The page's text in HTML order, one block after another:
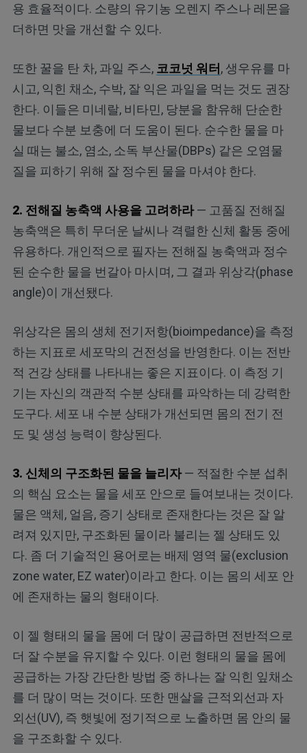
용 효율적이다. 소량의 유기농 오렌지 주스나 레몬을
더하면 맛을 개선할 수 있다.
또한 꿀을 탄 차, 과일 주스, 코코넛 워터, 생우유를 마
시고, 익힌 채소, 수박, 잘 익은 과일을 먹는 것도 권장
한다. 이들은 미네랄, 비타민, 당분을 함유해 단순한
물보다 수분 보충에 더 도움이 된다. 순수한 물을 마
실 때는 불소, 염소, 소독 부산물(DBPs) 같은 오염물
질을 피하기 위해 잘 정수된 물을 마셔야 한다.
2. 전해질 농축액 사용을 고려하라— 고품질 전해질
농축액은 특히 무더운 날씨나 격렬한 신체 활동 중에
유용하다. 개인적으로 필자는 전해질 농축액과 정수
된 순수한 물을 번갈아 마시며, 그 결과 위상각(phase
angle)이 개선됐다.
위상각은 몸의 생체 전기저항(bioimpedance)을 측정
하는 지표로 세포막의 건전성을 반영한다. 이는 전반
적 건강 상태를 나타내는 좋은 지표이다. 이 측정 기
기는 자신의 객관적 수분 상태를 파악하는 데 강력한
도구다. 세포 내 수분 상태가 개선되면 몸의 전기 전
도 및 생성 능력이 향상된다.
3. 신체의 구조화된 물을 늘리자— 적절한 수분 섭취
의 핵심 요소는 물을 세포 안으로 들여보내는 것이다.
물은 액체, 얼음, 증기 상태로 존재한다는 것은 잘 알
려져 있지만, 구조화된 물이라 불리는 젤 상태도 있
다. 좀 더 기술적인 용어로는 배제 영역 물(exclusion
zone water, EZ water)이라고 한다. 이는 몸의 세포 안
에 존재하는 물의 형태이다.
이 젤 형태의 물을 몸에 더 많이 공급하면 전반적으로
더 잘 수분을 유지할 수 있다. 이런 형태의 물을 몸에
공급하는 가장 간단한 방법 중 하나는 잘 익힌 잎채소
를 더 많이 먹는 것이다. 또한 맨살을 근적외선과 자
외선(UV), 즉 햇빛에 정기적으로 노출하면 몸 안의 물
을 구조화할 수 있다.